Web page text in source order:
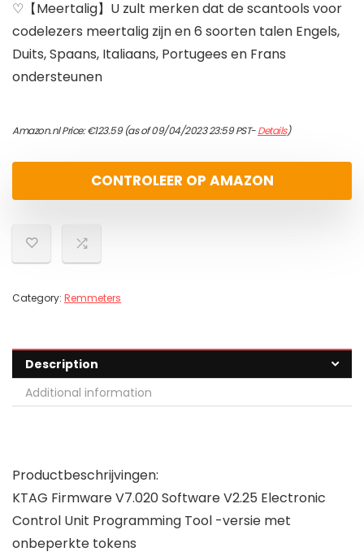
♡【Meertalig】U zult merken dat de scantools voor
codelezers meertalig zijn en 6 soorten talen Engels,
Duits, Spaans, Italiaans, Portugees en Frans
ondersteunen
Amazon.nl Price:€123.59(as of 09/04/2023 23:59 PST-Details)
CONTROLEER OP AMAZON
Category: Remmeters
Description
Additional information
Productbeschrijvingen:
KTAG Firmware V7.020 Software V2.25 Electronic
Control Unit Programming Tool -versie met
onbeperkte tokens